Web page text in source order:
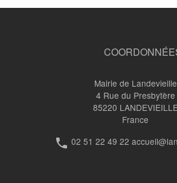
transversaux
travaux
Mairie de Landevieille
4 Rue du Presbytère
85220
France
phone 02 51 22 49 22